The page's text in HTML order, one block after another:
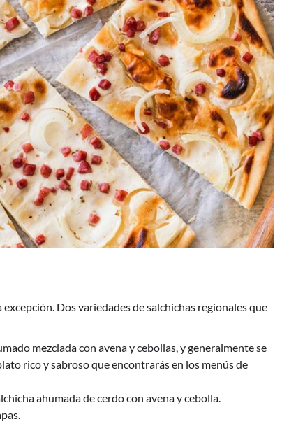
Dos variedades de salchichas regionales que
mezclada con avena y cebollas, y generalmente se
rico y sabroso que encontrarás en los menús de
ahumada de cerdo con avena y cebolla.